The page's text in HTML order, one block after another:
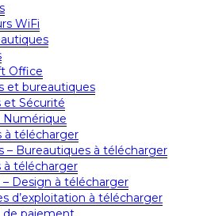
WiFi
Office
et bureautiques
et Sécurité
Numérique
à télécharger
– Bureautiques à télécharger
à télécharger
– Design à télécharger
d’exploitation à télécharger